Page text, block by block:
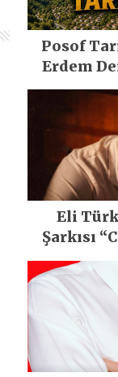
Posof
Erdem
Emeğiyle
Büyük
Eli
Şarkısı